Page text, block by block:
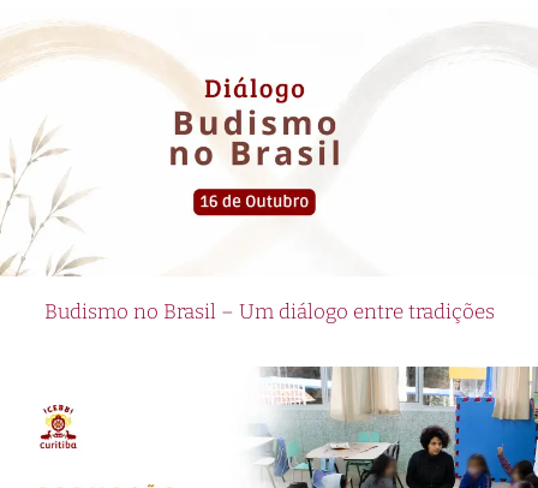
Budismo no Brasil – Um diálogo entre tradições